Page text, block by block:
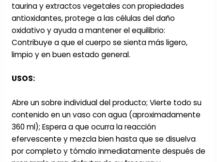
taurina y extractos vegetales con propiedades
antioxidantes, protege a las células del daño
oxidativo y ayuda a mantener el equilibrio:
Contribuye a que el cuerpo se sienta más ligero,
limpio y en buen estado general.
USOS:
Abre un sobre individual del producto; Vierte todo su
contenido en un vaso con agua (aproximadamente
360 ml); Espera a que ocurra la reacción
efervescente y mezcla bien hasta que se disuelva
por completo y tómalo inmediatamente después de